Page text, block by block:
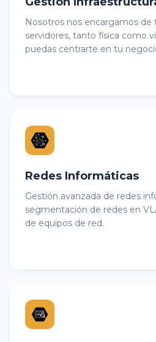
Nosotros nos encargamos de
servidores, tanto física como
puedas centrarte en tu
Redes Informáticas
Gestión avanzada de redes
segmentación de redes en
de equipos de red.